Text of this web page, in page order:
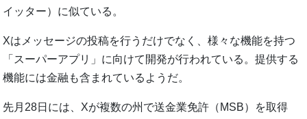
イッター）に似ている。
Xはメッセージの投稿を行うだけでなく、様々な機能を持つ
「スーパーアプリ」に向けて開発が行われている。提供する
機能には金融も含まれているようだ。
先月28日には、Xが複数の州で送金業免許（MSB）を取得